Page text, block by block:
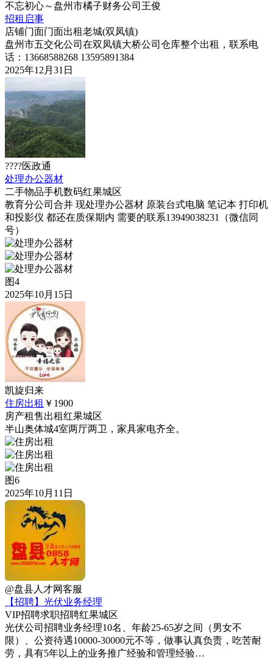
不忘初心～盘州市橘子财务公司王俊
招租启事
店铺门面门面出租老城(双凤镇)
盘州市五交化公司在双凤镇大桥公司仓库整个出租，联系电
话：13668588268 13595891384
2025年12月31日
????医政通
处理办公器材
二手物品手机数码红果城区
教育分公司合并 现处理办公器材 原装台式电脑 笔记本 打印机
和投影仪 都还在质保期内 需要的联系13949038231（微信同
号）
图4
2025年10月15日
凯旋归来
住房出租 ￥1900
房产租售出租红果城区
半山奥体城4室两厅两卫，家具家电齐全。
图6
2025年10月11日
@盘县人才网客服
【招聘】光伏业务经理
VIP招聘求职招聘红果城区
光伏公司招聘业务经理10名、年龄25-65岁之间（男女不
限）、公资待遇10000-30000元不等，做事认真负责，吃苦耐
劳，具有5年以上的业务推广经验和管理经验…